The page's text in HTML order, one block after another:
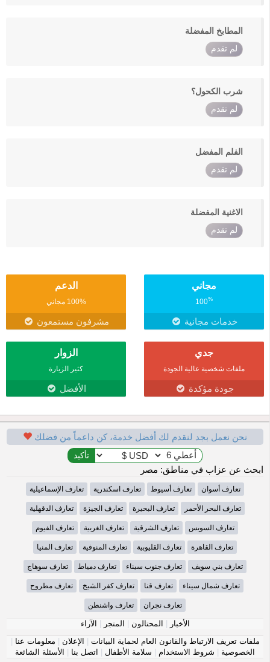
المطابخ المفضلة
لم تقدم
شرب الكحول؟
لم تقدم
الفلم المفضل
لم تقدم
الاغنية المفضلة
لم تقدم
مجاني
100%
خدمات مجانية
الدعم
100% مجاني
مشرفون مستمعون
جدي
ملفات شخصية عالية الجودة
جودة مؤكدة
الزوار
كثير الزيارة
الأفضل
نحن نعمل بجد لنقدم لك أفضل خدمة، كن داعماً من فضلك
ابحث عن عزاب في مناطق: مصر
تعارف أسوان تعارف أسيوط تعارف اسكندرية تعارف الإسماعيلية
تعارف البحر الأحمر تعارف البحيرة تعارف الجيزة تعارف الدقهلية
تعارف السويس تعارف الشرقية تعارف الغربية تعارف الفيوم
تعارف القاهرة تعارف القليوبية تعارف المنوفية تعارف المنيا
تعارف بني سويف تعارف جنوب سيناء تعارف دمياط تعارف سوهاج
تعارف شمال سيناء تعارف قنا تعارف كفر الشيخ تعارف مطروح
تعارف نجران تعارف واشنطن
الأخبار | المحتالون | المتجر | الآراء
ملفات تعريف الارتباط والقانون العام لحماية البيانات | الإعلان | معلومات عنا |
الخصوصية | شروط الاستخدام | سلامة الأطفال | اتصل بنا | الأسئلة الشائعة